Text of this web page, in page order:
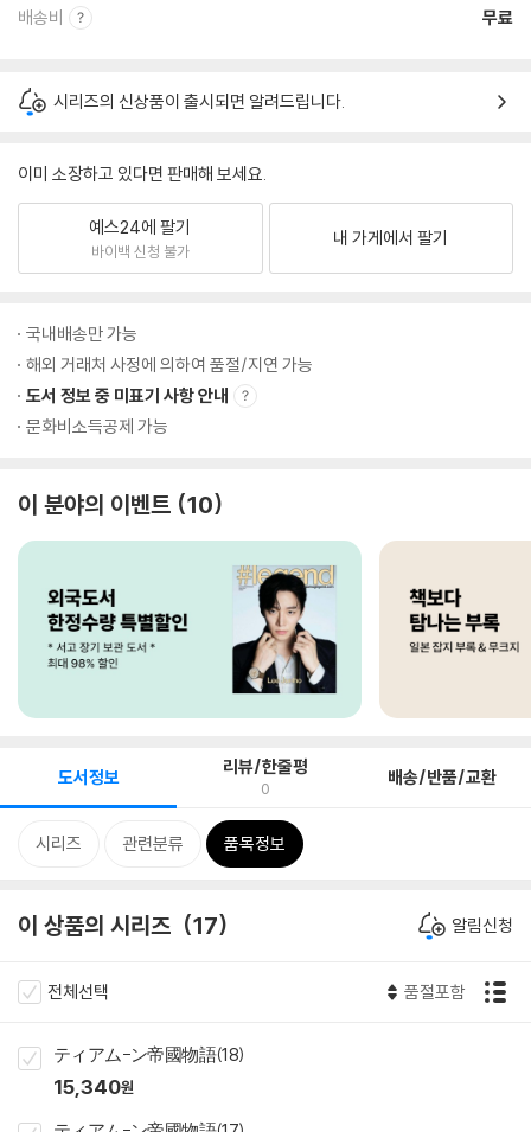
배송비 무료
시리즈의 신상품이 출시되면 알려드립니다.
이미 소장하고 있다면 판매해 보세요.
예스24에 팔기
바이백 신청 불가
내 가게에서 팔기
국내배송만 가능
해외 거래처 사정에 의하여 품절/지연 가능
도서 정보 중 미표기 사항 안내
문화비소득공제 가능
이 분야의 이벤트 10
도서정보 리뷰/한줄평
0 배송/반품/교환
시리즈 관련분류 품목정보
이 상품의 시리즈 17 알림신청
전체선택 품절포함
ティアム-ン帝國物語(18)
15,340원